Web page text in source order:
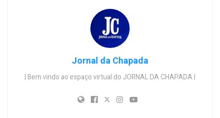
Jornal da Chapada
| Bem vindo ao espaço virtual do JORNAL DA CHAPADA |